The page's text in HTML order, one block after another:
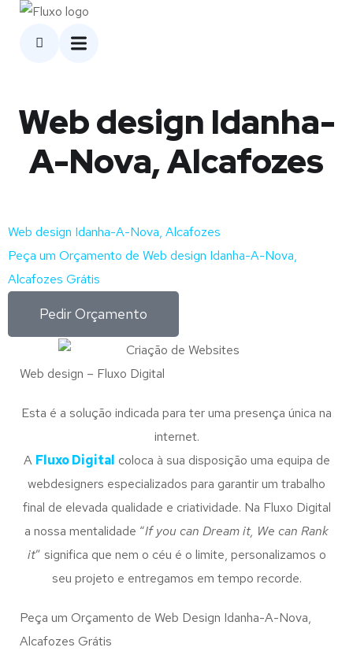
Web design Idanha-
A-Nova, Alcafozes
Web design Idanha-A-Nova, Alcafozes
Peça um Orçamento de Web design Idanha-A-Nova,
Alcafozes Grátis
Pedir Orçamento
Web design – Fluxo Digital
Esta é a solução indicada para ter uma presença única na
internet.
A Fluxo Digital coloca à sua disposição uma equipa de
webdesigners especializados para garantir um trabalho
final de elevada qualidade e criatividade. Na Fluxo Digital
a nossa mentalidade “If you can Dream it, We can Rank
it” significa que nem o céu é o limite, personalizamos o
seu projeto e entregamos em tempo recorde.
Peça um Orçamento de Web Design Idanha-A-Nova,
Alcafozes Grátis